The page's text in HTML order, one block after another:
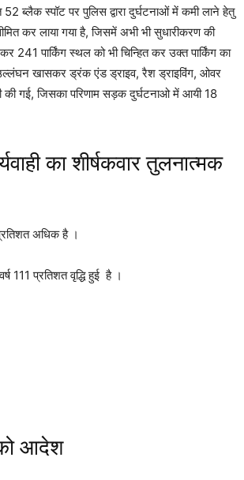
ब्लैक स्पॉट पर पुलिस द्वारा दुर्घटनाओं में कमी लाने हेतु
कर लाया गया है, जिसमें अभी भी सुधारीकरण की
241 पार्किंग स्थल को भी चिन्हित कर उक्त पार्किंग का
उल्लंघन खासकर ड्रंक एंड ड्राइव, रैश ड्राइविंग, ओवर
की गई, जिसका परिणाम सड़क दुर्घटनाओ में आयी 18
का शीर्षकवार तुलनात्मक
अधिक है ।
111 प्रतिशत वृद्धि हुई है ।
को आदेश